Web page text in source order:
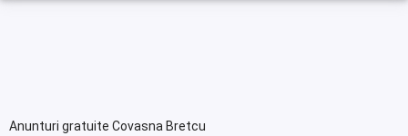
Anunturi gratuite Covasna Bretcu